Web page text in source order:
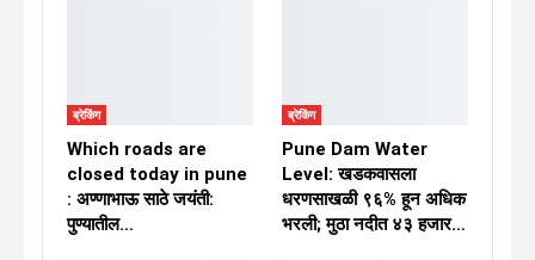
ब्रेकिंग
Which roads are
closed today in pune
: अण्णाभाऊ साठे जयंती:
पुण्यातील…
ब्रेकिंग
Pune Dam Water
Level: खडकवासला
धरणसाखळी ९६% हून अधिक
भरली; मुठा नदीत ४३ हजार…